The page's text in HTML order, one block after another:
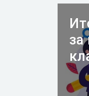
за